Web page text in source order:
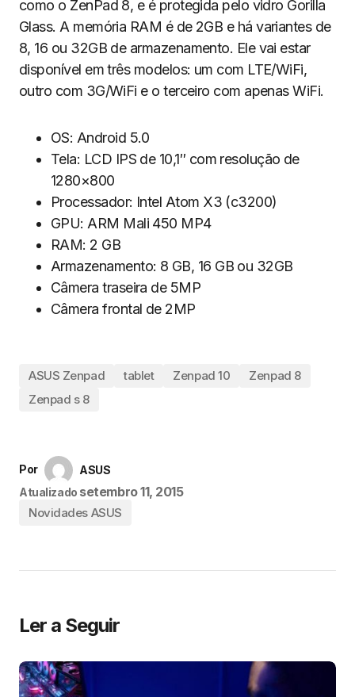
como o ZenPad 8, e é protegida pelo vidro Gorilla
Glass. A memória RAM é de 2GB e há variantes de
8, 16 ou 32GB de armazenamento. Ele vai estar
disponível em três modelos: um com LTE/WiFi,
outro com 3G/WiFi e o terceiro com apenas WiFi.
OS: Android 5.0
Tela: LCD IPS de 10,1″ com resolução de
1280×800
Processador: Intel Atom X3 (c3200)
GPU: ARM Mali 450 MP4
RAM: 2 GB
Armazenamento: 8 GB, 16 GB ou 32GB
Câmera traseira de 5MP
Câmera frontal de 2MP
ASUS Zenpad tablet Zenpad 10
Zenpad 8
Zenpad s 8
Por
ASUS
Atualizado setembro 11, 2015
Novidades ASUS
Ler a Seguir